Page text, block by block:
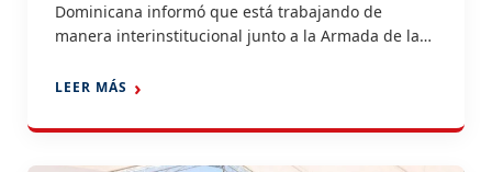
Dominicana informó que está trabajando de
manera interinstitucional junto a la Armada de la
Turismo, así como instituciones locales y
posible, al encallamiento del crucero Norwegian
LEER MÁS